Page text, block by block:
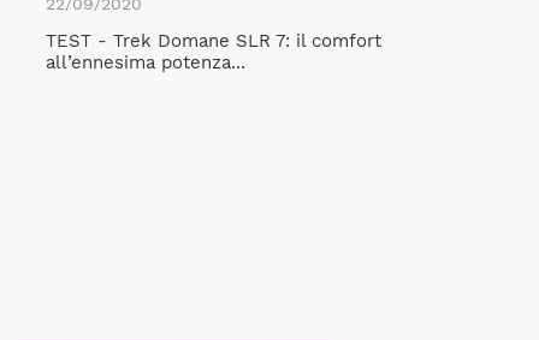
22/09/2020
TEST - Trek Domane SLR 7: il comfort
all’ennesima potenza...